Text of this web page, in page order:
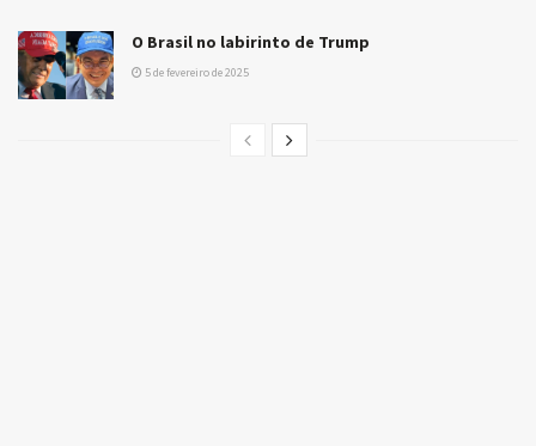
O Brasil no labirinto de Trump
5 de fevereiro de 2025